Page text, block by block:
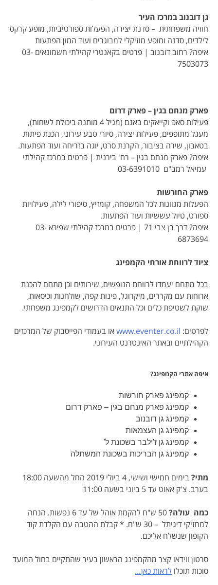
גן דובנוב במרכז העיר
חוויה משפחתית – סדנת יצירה, הפעלות ספורטיביות, מופע קרקס
לילדים, סדנה ומופע מוזיקלי למבוגרים ועוד המון הפתעות
איפה? רחוב דובנוב | פרטים בקאנטרי קהילתי חשמונאים 03-
7503073
פארק מנחם בגין – פארק דרום
פעילות סאפ וקייאקים באגם (מגיל 4 מותנה ביכולת לשחות),
מעגל מתופפים, פעילות יצירה, סיורי טבע עירוני, הכנת פיתות
בטאבון, שירה בציבור, הקרנת סרט, יוגה בזריחה ועוד הפתעות.
איפה? פארק מנחם בגין – רח' בירנית | פרטים במרכז קהילתי
עמיאל רמב"ם 03-6391010
פארק החורשות
הפעלות מגוונות לכל המשפחה, קומזיץ, סיפורי לילה, פעילויות
ספורט, טיול עששיות ועוד הפתעות.
איפה? דרך בן צבי 71 | פרטים במרכז קהילתי שפירא 03-
6873694
ציוד לרווחת אורחי הקמפינג
בכל מתחם יעמדו לרווחת הנופשים, שירותים וכן מתחם להכנת
ארוחות עם מקררים, מיקרוגל, פינות קפה, שולחנות וכיסאות,
שוקת לשטיפת כלים וכל התנאים הדרושים לקמפינג משפחתי.
לפרטים: www.eventer.co.ilאו בעמודי הפייסבוק של המרכזים
הקהילתיים ובאתר האינטרנט העירוני.
איפה אתרי הקמפינג?
קמפינג פארק חורשות
קמפינג פארק מנחם בגין – פארק דרום
קמפינג גן דובנוב
קמפינג גן העצמאות
קמפינג גן ז'ילבר בשכונת ל'
קמפינג גן הבריכות בשכונת המשתלה
מתי?
בימים חמישי ושישי, 4 ביולי 2019 החל מהשעה 18:00
בערב. צ'ק אאוט עד 5 ביוני בשעה 11:00
כמה עולה?
50 ש"ח להקמת אוהל של עד 6 נפשות. הנחה
למחזיקי דיגיתל – 30 ש"ח. * קבלת ההטבה עם הקלדת קוד
הקופון שנשלח אליכם.
סרטון ווידאו קצר מהקמפינג הראשון בעיר שהתקיים בחול המועד
סוכות תוכלו לראות כאן…